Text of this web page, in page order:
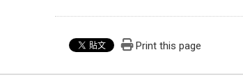
Print this page